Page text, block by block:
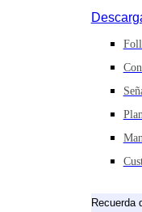
Recuerda